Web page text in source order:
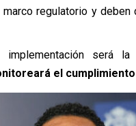
regulatorio y
será la
el